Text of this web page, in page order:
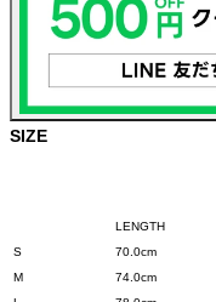
SIZE
LENGTH
S
70.0cm
M
74.0cm